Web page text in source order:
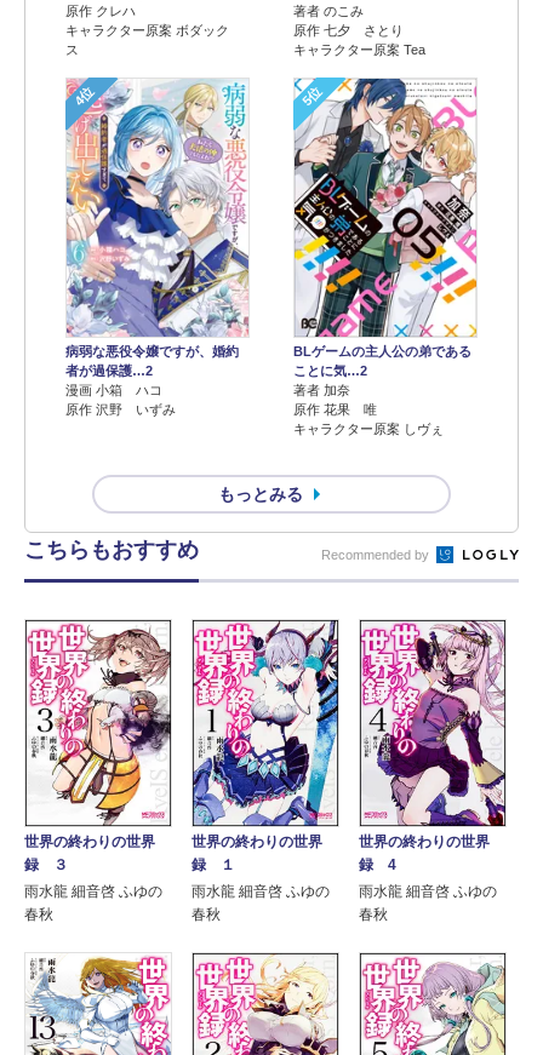
原作 クレハ
キャラクター原案 ボダック
ス
著者 のこみ
原作 七夕 さとり
キャラクター原案 Tea
4位
病弱な悪役令嬢ですが、婚約
者が過保護…2
漫画 小箱 ハコ
原作 沢野 いずみ
5位
BLゲームの主人公の弟である
ことに気…2
著者 加奈
原作 花果 唯
キャラクター原案 しヴぇ
もっとみる
こちらもおすすめ Recommended by
世界の終わりの世界
録 ３
雨水龍 細音啓 ふゆの
春秋
世界の終わりの世界
録 １
雨水龍 細音啓 ふゆの
春秋
世界の終わりの世界
録 4
雨水龍 細音啓 ふゆの
春秋